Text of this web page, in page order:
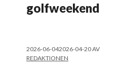
golfweekend
2026-06-042026-04-20AV
REDAKTIONEN